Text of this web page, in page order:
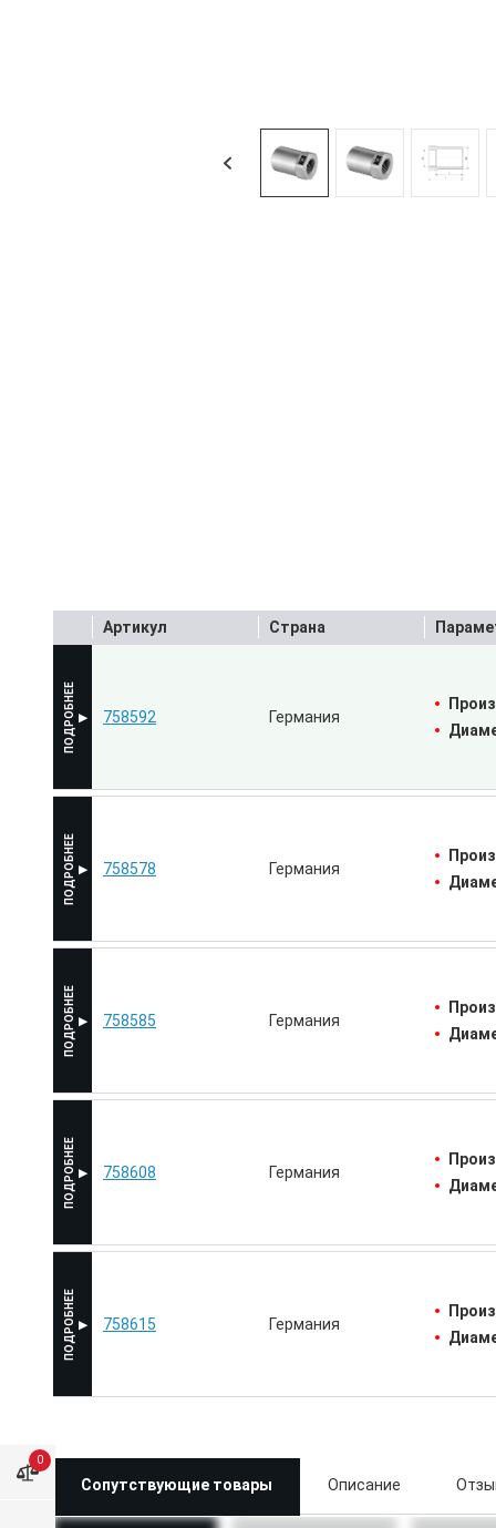
0
Артикул Страна
758578 Германия
758585 Германия
758592 Германия
758608 Германия
758615 Германия
Сопутствующие товары Описание